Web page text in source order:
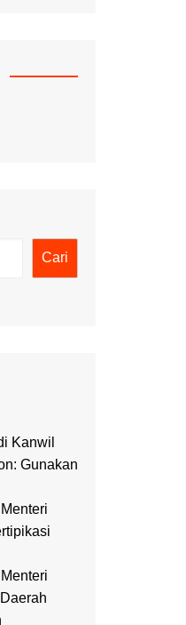
Cari
Kanwil
Gunakan